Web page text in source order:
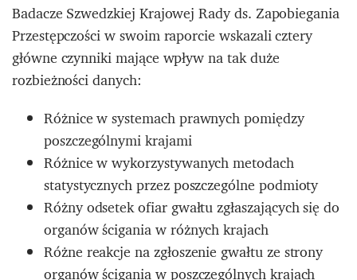
Badacze Szwedzkiej Krajowej Rady ds. Zapobiegania
Przestępczości w swoim raporcie wskazali cztery
główne czynniki mające wpływ na tak duże
rozbieżności danych:
Różnice w systemach prawnych pomiędzy
poszczególnymi krajami
Różnice w wykorzystywanych metodach
statystycznych przez poszczególne podmioty
Różny odsetek ofiar gwałtu zgłaszających się do
organów ścigania w różnych krajach
Różne reakcje na zgłoszenie gwałtu ze strony
organów ścigania w poszczególnych krajach